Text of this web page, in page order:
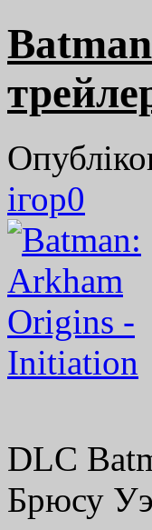
ігор0
DLC
Брюсу